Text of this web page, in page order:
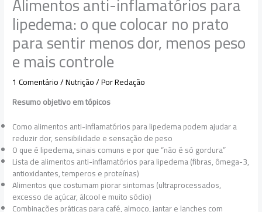
lipedema: o que colocar no prato
para sentir menos dor, menos peso
e mais controle
1 Comentário/Nutrição/ PorRedação
Resumo objetivo em tópicos
Como alimentos anti-inflamatórios para lipedema podem ajudar a
reduzir dor, sensibilidade e sensação de peso
O que é lipedema, sinais comuns e por que “não é só gordura”
Lista de alimentos anti-inflamatórios para lipedema (fibras, ômega-3,
antioxidantes, temperos e proteínas)
Alimentos que costumam piorar sintomas (ultraprocessados,
excesso de açúcar, álcool e muito sódio)
Combinações práticas para café, almoço, jantar e lanches com